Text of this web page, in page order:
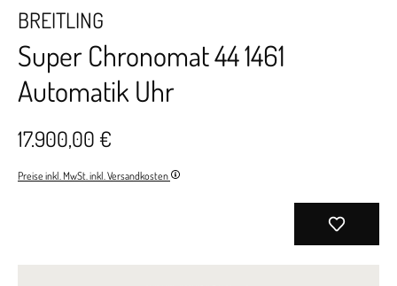
BREITLING
Super Chronomat 44 1461
Automatik Uhr
17.900,00 €
Preise inkl. MwSt. inkl. Versandkosten